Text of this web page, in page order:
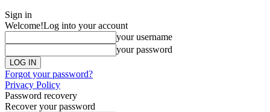
Sign in
Welcome!Log into your account
your username
your password
Forgot your password?
Privacy Policy
Password recovery
Recover your password